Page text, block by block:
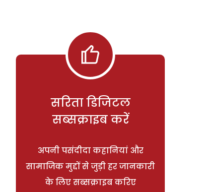
सरिता डिजिटल
सब्सक्राइब करें
अपनी पसंदीदा कहानियां और
सामाजिक मुद्दों से जुड़ी हर जानकारी
के लिए सब्सक्राइब करिए